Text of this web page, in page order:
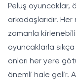
Peluş oyuncaklar,
arkadaşlarıdır.
zamanla
oyuncaklarla
onları her yere
önemli hale gelir.